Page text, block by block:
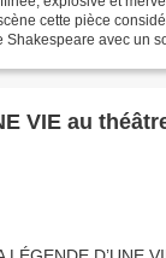
cette pièce
avec un
VIE au